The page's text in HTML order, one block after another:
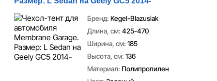
Бренд: Kegel-Blazusiak
Длина, см: 425-470
Ширина, см: 185
Высота, см: 136
Материал: Полипропилен